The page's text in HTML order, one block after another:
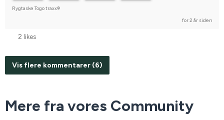
Rygtaske Togo traxx®
for 2 år siden
2 likes
Vis flere kommentarer (6)
Mere fra vores Community